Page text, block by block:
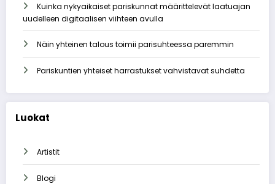
Kuinka nykyaikaiset pariskunnat määrittelevät laatuajan
uudelleen digitaalisen viihteen avulla
Näin yhteinen talous toimii parisuhteessa paremmin
Pariskuntien yhteiset harrastukset vahvistavat suhdetta
Luokat
Artistit
Blogi